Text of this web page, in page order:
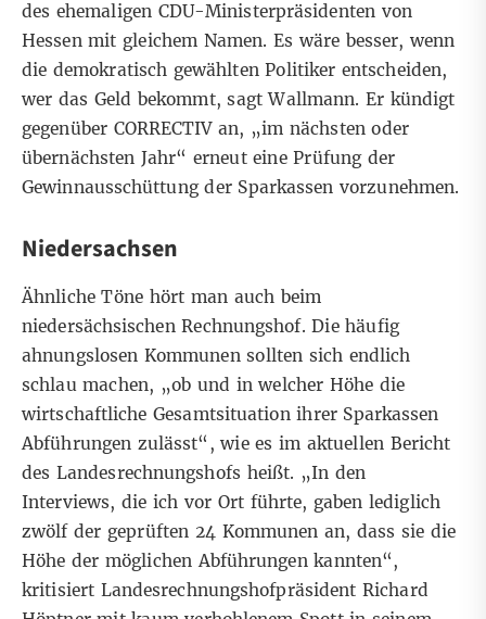
des ehemaligen CDU-Ministerpräsidenten von
Hessen mit gleichem Namen. Es wäre besser, wenn
die demokratisch gewählten Politiker entscheiden,
wer das Geld bekommt, sagt Wallmann. Er kündigt
gegenüber CORRECTIV an, „im nächsten oder
übernächsten Jahr“ erneut eine Prüfung der
Gewinnausschüttung der Sparkassen vorzunehmen.
Niedersachsen
Ähnliche Töne hört man auch beim
niedersächsischen Rechnungshof. Die häufig
ahnungslosen Kommunen sollten sich endlich
schlau machen, „ob und in welcher Höhe die
wirtschaftliche Gesamtsituation ihrer Sparkassen
Abführungen zulässt“, wie es im aktuellen Bericht
des Landesrechnungshofs heißt. „In den
Interviews, die ich vor Ort führte, gaben lediglich
zwölf der geprüften 24 Kommunen an, dass sie die
Höhe der möglichen Abführungen kannten“,
kritisiert Landesrechnungshofpräsident Richard